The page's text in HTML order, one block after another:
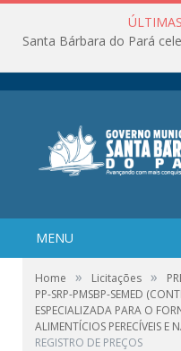
MENU
Home » Licitações »
PP-SRP-PMSBP-SEMED
ESPECIALIZADA PARA O
ALIMENTÍCIOS PERECÍVEIS E
REGISTRO DE PREÇOS